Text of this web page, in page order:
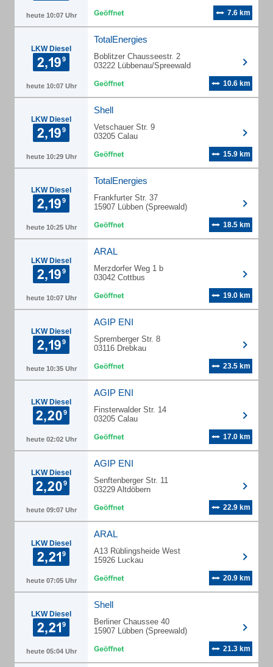
heute 10:07 Uhr 7.6 km
LKW Diesel
heute 10:07 Uhr
TotalEnergies
Boblitzer Chausseestr. 2
03222 Lübbenau/Spreewald
10.6 km
LKW Diesel
heute 10:29 Uhr
Shell
Vetschauer Str. 9
03205 Calau
15.9 km
LKW Diesel
heute 10:25 Uhr
TotalEnergies
Frankfurter Str. 37
15907 Lübben (Spreewald)
18.5 km
LKW Diesel
heute 10:07 Uhr
ARAL
Merzdorfer Weg 1 b
03042 Cottbus
19.0 km
LKW Diesel
heute 10:35 Uhr
AGIP ENI
Spremberger Str. 8
03116 Drebkau
23.5 km
LKW Diesel
heute 02:02 Uhr
AGIP ENI
Finsterwalder Str. 14
03205 Calau
17.0 km
LKW Diesel
heute 09:07 Uhr
AGIP ENI
Senftenberger Str. 11
03229 Altdöbern
22.9 km
LKW Diesel
heute 07:05 Uhr
ARAL
A13 Rüblingsheide West
15926 Luckau
20.9 km
LKW Diesel
heute 05:04 Uhr
Shell
Berliner Chaussee 40
15907 Lübben (Spreewald)
21.3 km